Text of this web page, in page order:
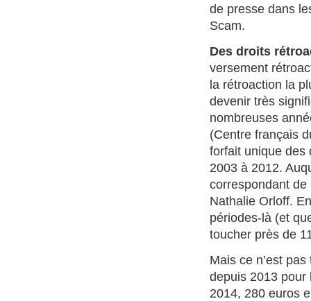
de presse dans
Scam.
Des droits
versement
la rétroaction la
devenir très
nombreuses
(Centre français
forfait unique des
2003 à 2012.
correspondant
Nathalie Orloff.
périodes-là (et
toucher près de
Mais ce n’est
depuis 2013 pour
2014, 280 euros